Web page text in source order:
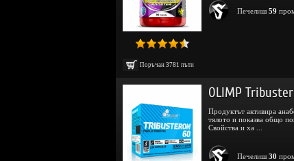
Поръчан 3781 пъти
Печелиш 59
OLIMP
Продуктът активира
тялото и показва общо
Свойства и ха ...
Печелиш 30